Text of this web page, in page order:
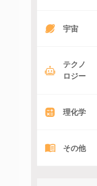
宇宙
テクノ
ロジー
理化学
その他